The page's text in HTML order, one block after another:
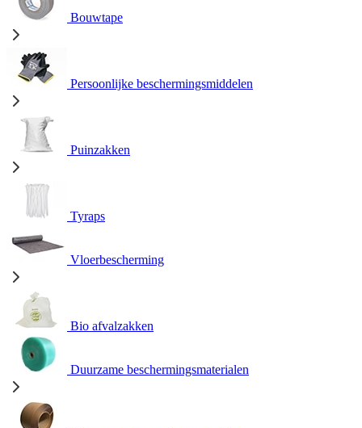
Bouwtape
Persoonlijke beschermingsmiddelen
Puinzakken
Tyraps
Vloerbescherming
Bio afvalzakken
Duurzame beschermingsmaterialen